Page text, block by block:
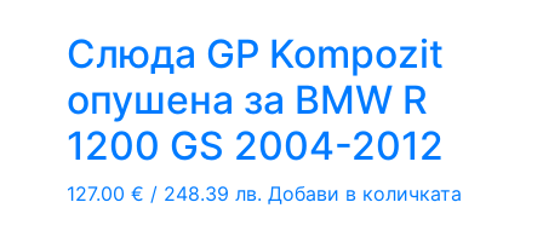
Слюда GP Kompozit
опушена за BMW R
1200 GS 2004-2012
127.00 € / 248.39 лв. Добави в количката